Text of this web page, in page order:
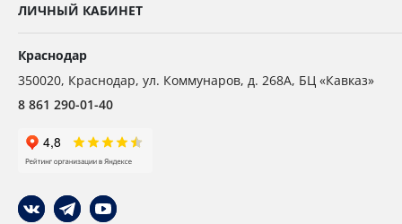
ЛИЧНЫЙ КАБИНЕТ
Краснодар
350020, Краснодар, ул. Коммунаров, д. 268А, БЦ «Кавказ»
8 861 290-01-40